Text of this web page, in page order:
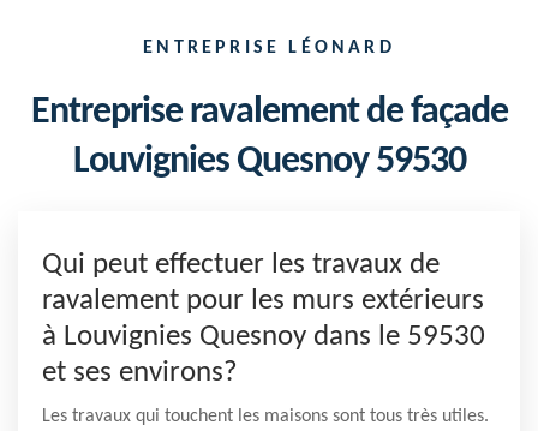
ENTREPRISE LÉONARD
Entreprise ravalement de façade
Louvignies Quesnoy 59530
Qui peut effectuer les travaux de
ravalement pour les murs extérieurs
à Louvignies Quesnoy dans le 59530
et ses environs?
Les travaux qui touchent les maisons sont tous très utiles.